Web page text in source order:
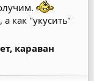
как "укусить"
караван